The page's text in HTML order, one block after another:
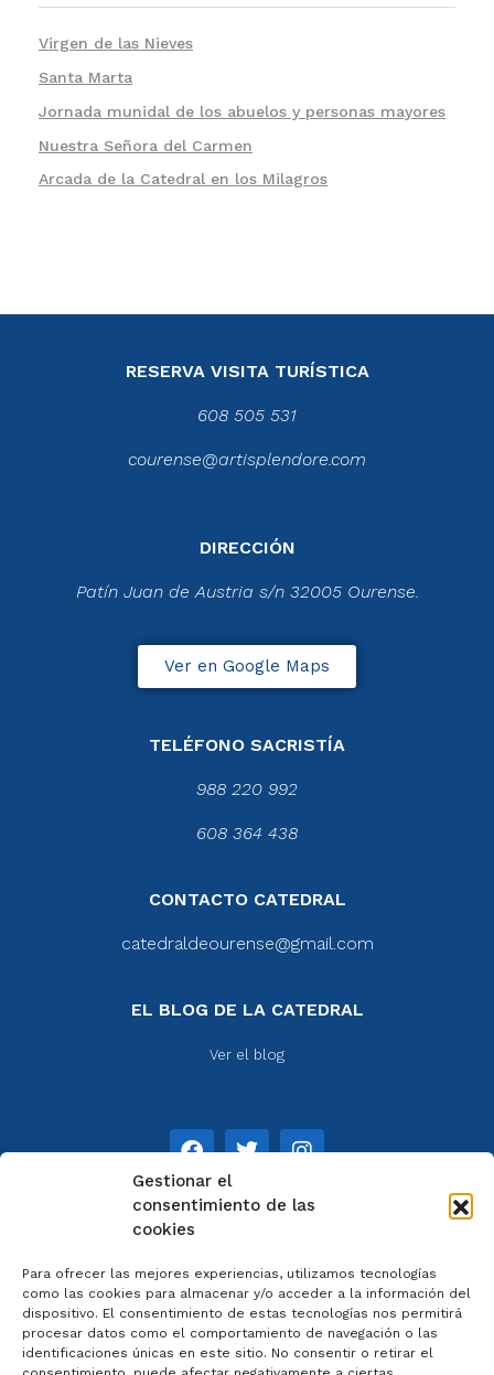
Gestionar el
consentimiento de las
cookies
Para ofrecer las mejores experiencias, utilizamos tecnologías
como las cookies para almacenar y/o acceder a la información del
dispositivo. El consentimiento de estas tecnologías nos permitirá
procesar datos como el comportamiento de navegación o las
identificaciones únicas en este sitio. No consentir o retirar el
Virgen de las Nieves
Santa Marta
Jornada munidal de los abuelos y personas mayores
Nuestra Señora del Carmen
Arcada de la Catedral en los Milagros
RESERVA VISITA TURÍSTICA
608 505 531
courense@artisplendore.com
DIRECCIÓN
Patín Juan de Austria s/n 32005 Ourense.
Ver en Google Maps
TELÉFONO SACRISTÍA
988 220 992
608 364 438
CONTACTO CATEDRAL
catedraldeourense@gmail.com
EL BLOG DE LA CATEDRAL
Ver el blog
Aviso legal
Política de privacidad
Cookies